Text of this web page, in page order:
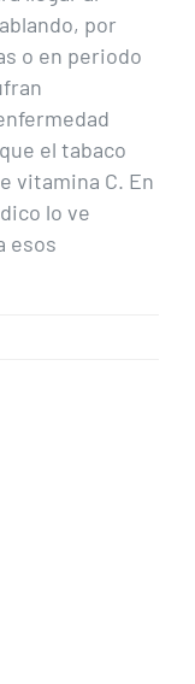
por
o en periodo
el tabaco
vitamina C. En
lo ve
esos